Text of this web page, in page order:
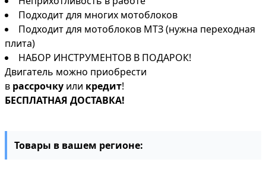
Подходит для многих мотоблоков
Подходит для мотоблоков МТЗ (нужна переходная
плита)
НАБОР ИНСТРУМЕНТОВ В ПОДАРОК!
Двигатель можно приобрести
в рассрочку или кредит!
БЕСПЛАТНАЯ ДОСТАВКА!
Товары в вашем регионе: